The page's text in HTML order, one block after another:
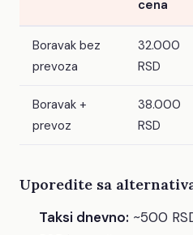
cena
Boravak bez
prevoza
32.000
RSD
Boravak +
prevoz
38.000
RSD
Uporedite sa
Taksi dnevno: ~500